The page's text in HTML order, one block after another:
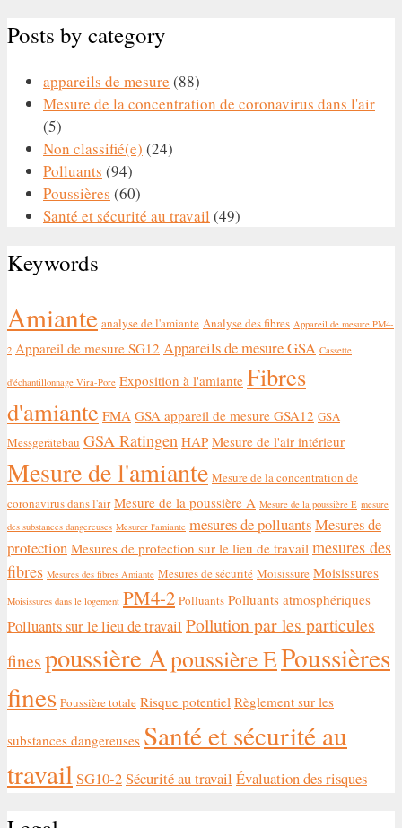
Posts by category
appareils de mesure (88)
Mesure de la concentration de coronavirus dans l'air
(5)
Non classifié(e) (24)
Polluants (94)
Poussières (60)
Santé et sécurité au travail (49)
Keywords
Amiante analyse de l'amiante Analyse des fibres Appareil de mesure PM4-
2 Appareil de mesure SG12 Appareils de mesure GSA Cassette
d'échantillonnage Vira-Pore Exposition à l'amiante Fibres
d'amiante FMA GSA appareil de mesure GSA12 GSA
Messgerätebau GSA Ratingen HAP Mesure de l'air intérieur
Mesure de l'amiante Mesure de la concentration de
coronavirus dans l'air Mesure de la poussière A Mesure de la poussière E mesure
des substances dangereuses Mesurer l'amiante mesures de polluantsMesures de
protection Mesures de protection sur le lieu de travail mesures des
fibres Mesures des fibres Amiante Mesures de sécurité Moisissure Moisissures
Moisissures dans le logement PM4-2 Polluants Polluants atmosphériques
Polluants sur le lieu de travail Pollution par les particules
finespoussière Apoussière EPoussières
fines Poussière totale Risque potentiel Règlement sur les
substances dangereuses Santé et sécurité au
travail SG10-2Sécurité au travail Évaluation des risques